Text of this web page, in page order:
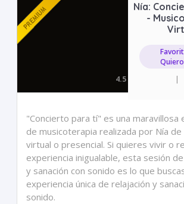
Nía:
-
4.5
|
"Concierto para tí" es una maravillosa
de musicoterapia realizada por Nía de
virtual o presencial. Si quieres vivir o
experiencia inigualable, esta sesión
y sanación con sonido es lo que
experiencia única de relajación y
sonido.